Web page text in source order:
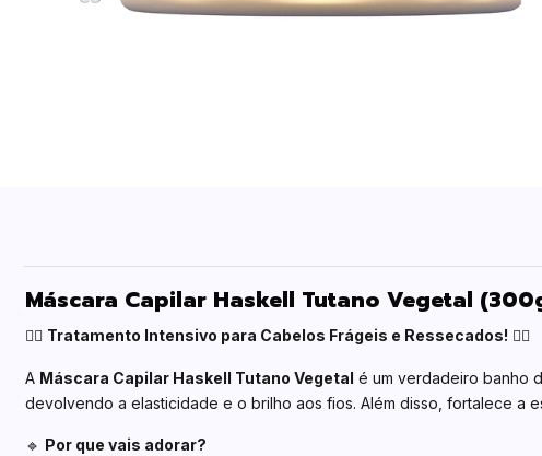
Máscara Capilar Haskell Tutano Vegetal
💆‍♀️ Tratamento Intensivo para Cabelos Frágeis e Ressecados! 💆‍♀️
A Máscara Capilar Haskell Tutano Vegetal é um verdadeiro banho
devolvendo a elasticidade e o brilho aos fios. Além disso, fortalece a
🔹 Por que vais adorar?